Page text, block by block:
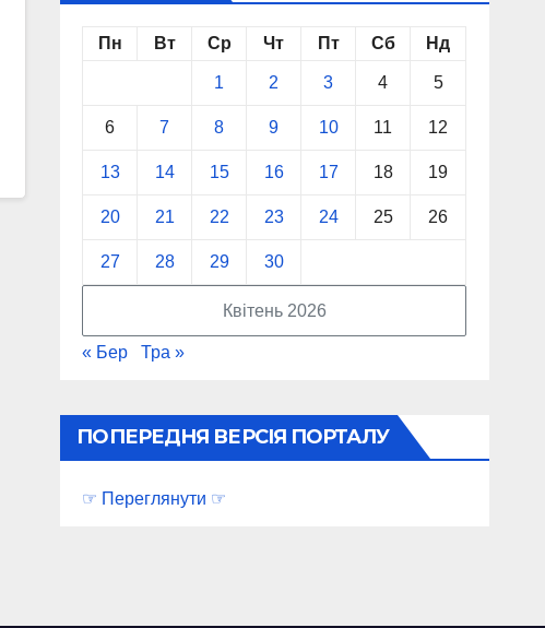
Квітень 2026
Пн Вт Ср Чт Пт Сб Нд
1 2 3 4 5
6 7 8 9 10 11 12
13 14 15 16 17 18 19
20 21 22 23 24 25 26
27 28 29 30
« Бер Тра »
ПОПЕРЕДНЯ ВЕРСІЯ ПОРТАЛУ
☞ Переглянути ☞